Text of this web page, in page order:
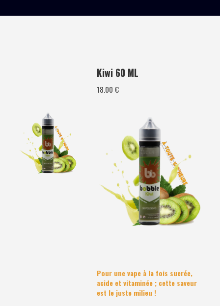
Kiwi 60 ML
18.00 €
Pour une vape à la fois sucrée,
acide et vitaminée ; cette saveur
est le juste milieu !